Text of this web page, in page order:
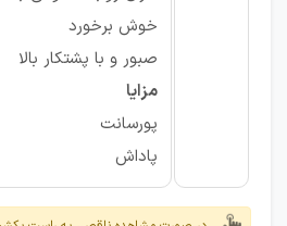
خوش برخورد
صبور و با پشتکار بالا
مزایا
پورسانت
پاداش